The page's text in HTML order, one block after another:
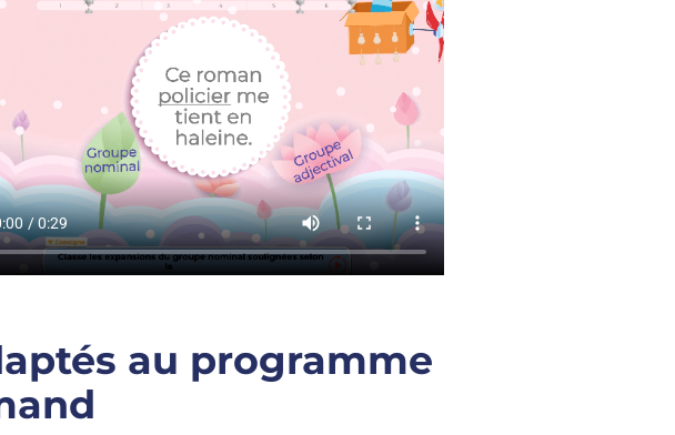
au programme